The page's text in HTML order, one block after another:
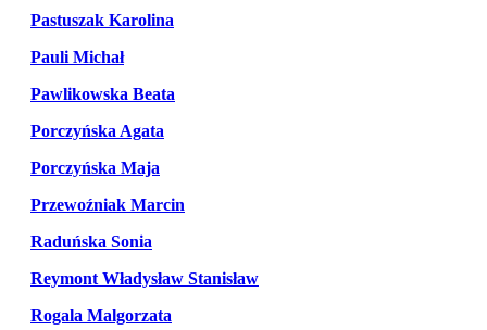
Pastuszak Karolina
Pauli Michał
Pawlikowska Beata
Porczyńska Agata
Porczyńska Maja
Przewoźniak Marcin
Raduńska Sonia
Reymont Władysław Stanisław
Rogala Malgorzata